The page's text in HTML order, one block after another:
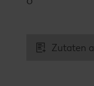
Zutaten